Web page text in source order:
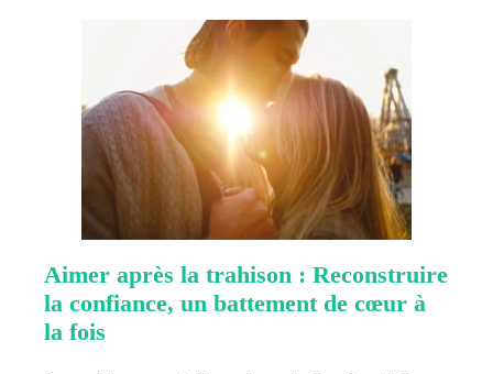
Aimer après la trahison : Reconstruire
la confiance, un battement de cœur à
la fois